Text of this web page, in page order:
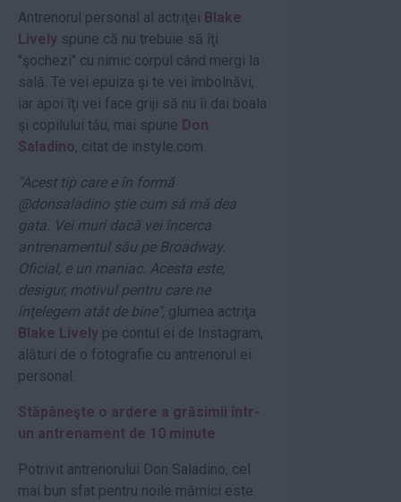
Antrenorul personal al actriţei Blake
Lively spune că nu trebuie să îţi
"şochezi" cu nimic corpul când mergi la
sală. Te vei epuiza şi te vei îmbolnăvi,
iar apoi îţi vei face griji să nu îi dai boala
şi copilului tău, mai spune Don
Saladino, citat de instyle.com.
"Acest tip care e în formă
@donsaladino ştie cum să mă dea
gata. Vei muri dacă vei încerca
antrenamentul său pe Broadway.
Oficial, e un maniac. Acesta este,
desigur, motivul pentru care ne
înţelegem atât de bine", glumea actriţa
Blake Lively pe contul ei de Instagram,
alături de o fotografie cu antrenorul ei
personal.
Stăpâneşte o ardere a grăsimii într-
un antrenament de 10 minute
Potrivit antrenorului Don Saladino, cel
mai bun sfat pentru noile mămici este